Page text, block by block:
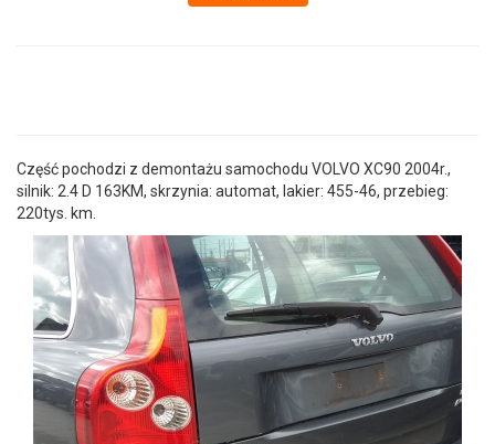
Część pochodzi z demontażu samochodu VOLVO XC90 2004r.,
silnik: 2.4 D 163KM, skrzynia: automat, lakier: 455-46, przebieg:
220tys. km.